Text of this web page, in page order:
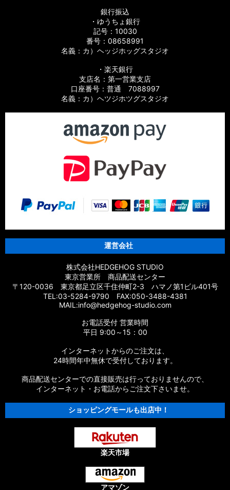
【シマノ】13-16バイオマスターSW［BIOMASTER SW］対応
【シマノ】10バイオマスターSW［BIOMASTER SW］対応 カ
【シマノ】19スフェロスSW［SPHEROS SW］対応 カスタム
【シマノ】21スフェロスSW［SPHEROS SW］対応 カスタム
【シマノ】14スフェロスSW［SPHEROS SW］対応 カスタム
【シマノ】21エクスセンス［EXSENCE］対応 カスタムパーツ
【シマノ】20エクスセンスBB［EXSENCE BB］対応 カスタム
パーツ
【シマノ】18エクスセンスCI4+［EXSENCE CI4+］対応 カス
タムパーツ
【シマノ】17エクスセンス［EXSENCE］対応 カスタムパーツ
【シマノ】16エクスセンスLB［EXSENCE LB］対応 カスタム
【シマノ】14エクスセンスBB［EXSENCE BB］対応 カスタム
【シマノ】13エクスセンスLB［EXSENCE LB］対応 カスタム
【シマノ】12エクスセンスCI4+［EXSENCE CI4+］対応 カス
タムパーツ
【シマノ】11-12エクスセンスBB［EXSENCE BB］対応 カスタ
【シマノ】11エクスセンスLB SS［EXSENCE LB SS］対応 カ
銀行振込
・ゆうちょ銀行
記号：10030
番号：08658991
名義：カ）ヘッジホッグスタジオ
・楽天銀行
支店名：第一営業支店
口座番号：普通 7088997
名義：カ）ヘツジホツグスタジオ
運営会社
株式会社HEDGEHOG STUDIO
東京営業所 商品配送センター
〒120-0036 東京都足立区千住仲町2-3 ハマノ第1ビル401号
TEL:03-5284-9790 FAX:050-3488-4381
MAIL:info@hedgehog-studio.com
お電話受付 営業時間
平日 9:00～15：00
インターネットからのご注文は、
24時間年中無休で受付しております。
商品配送センターでの直接販売は行っておりませんので、
インターネット・お電話からご注文下さいませ。
ショッピングモールも出店中！
楽天市場
アマゾン